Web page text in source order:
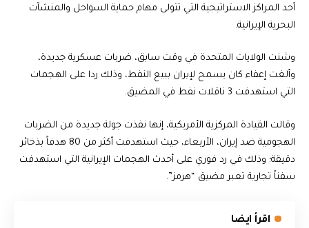
أحد المراكز الاستراتيجية التي تتولى مهام حماية السواحل والمنشآت
البحرية الإيرانية.
وشنت الولايات المتحدة في وقت سابق، ضربات عسكرية جديدة،
وألغت إعفاء كان يسمح لإيران ببيع النفط، وذلك ردا على الهجمات
التي استهدفت 3 ناقلات نفط في المضيق.
وقالت القيادة المركزية الأمريكية، إنها نفذت جولة جديدة من الضربات
الهجومية ضد إيران، الأربعاء، حيث استهدفت أكثر من 80 هدفاً بذخائر
دقيقة؛ وذلك في رد فوري على أحدث الهجمات الإيرانية التي استهدفت
سفناً تجارية تعبر مضيق “هرمز”.
اقرأ ايضا